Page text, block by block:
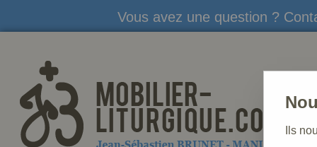
Vous avez une question ?
Ils